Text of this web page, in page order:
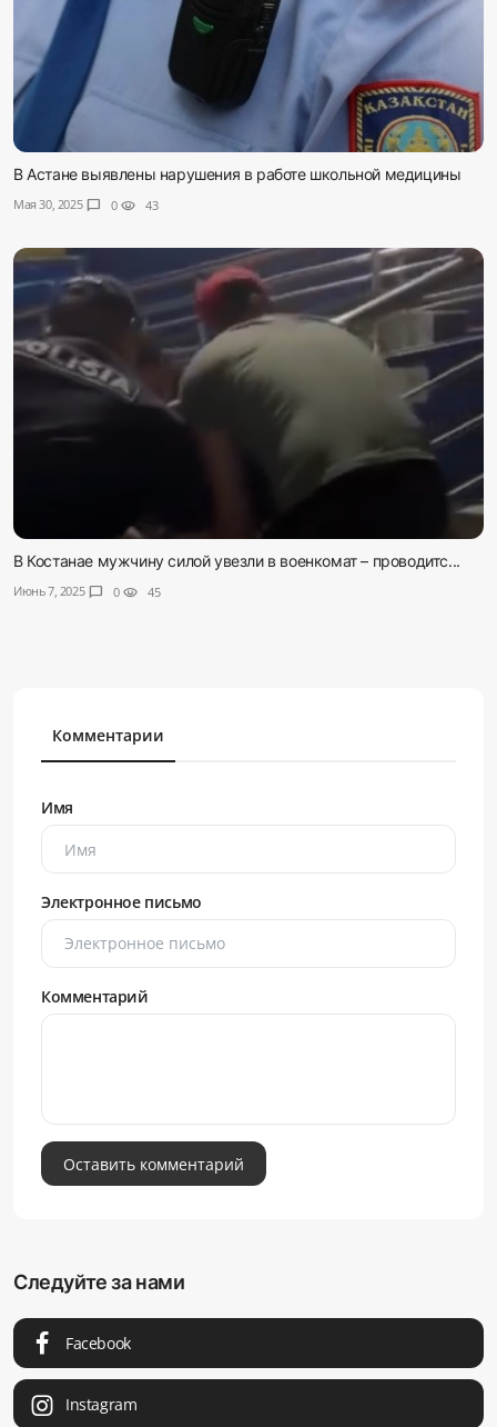
В Астане выявлены нарушения в работе школьной медицины
Мая 30, 2025 chat_bubble 0 visibility 43
В Костанае мужчину силой увезли в военкомат – проводитс...
Июнь 7, 2025 chat_bubble 0 visibility 45
Комментарии
Имя
Электронное письмо
Комментарий
Оставить комментарий
Следуйте за нами
Facebook
Instagram